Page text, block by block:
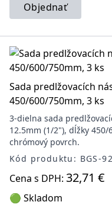
Objednať
Sada predlžovacích
450/600/750mm, 3 ks
3-dielna sada
12.5mm (1/2"), dĺžky
chrómový povrch.
Kód produktu: BGS-
Cena s DPH: 32,71 €
🟢 Skladom